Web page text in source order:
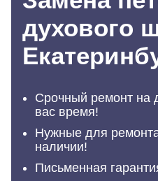
духового
Срочный ремонт на
вас время!
Нужные для
наличии!
Письменная